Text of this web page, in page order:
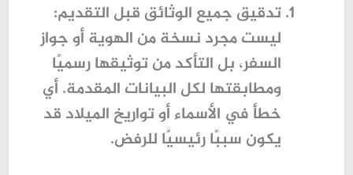
تدقيق جميع الوثائق قبل التقديم:
ليست مجرد نسخة من الهوية أو جواز
السفر، بل التأكد منتوثيقها رسميًا
ومطابقتها لكل البيانات المقدمة. أي
خطأ في الأسماء أو تواريخ الميلاد قد
يكون سببًا رئيسيًا للرفض.